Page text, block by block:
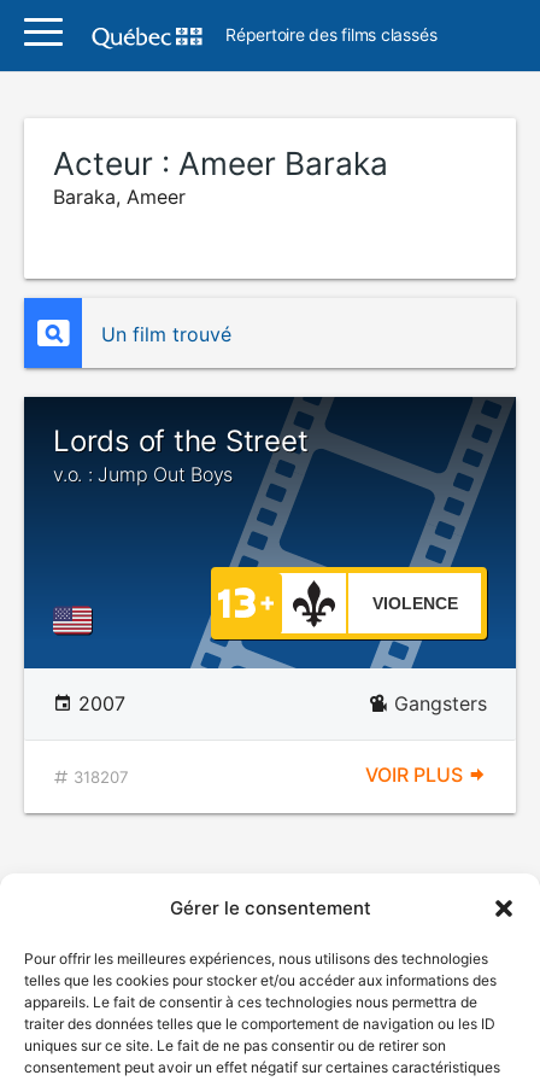
Gérer le consentement
Pour offrir les meilleures expériences, nous utilisons des technologies
telles que les cookies pour stocker et/ou accéder aux informations des
appareils. Le fait de consentir à ces technologies nous permettra de
traiter des données telles que le comportement de navigation ou les ID
uniques sur ce site. Le fait de ne pas consentir ou de retirer son
consentement peut avoir un effet négatif sur certaines caractéristiques
Répertoire des films classés
Acteur : Ameer Baraka
Baraka, Ameer
Un film trouvé
Lords of the Street
v.o. : Jump Out Boys
VIOLENCE
2007 Gangsters
318207 VOIR PLUS